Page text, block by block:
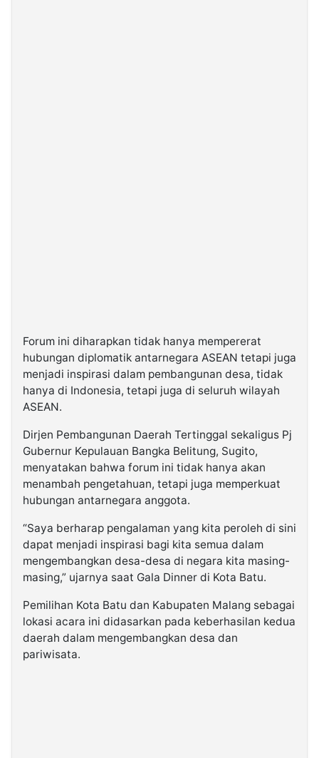
Forum ini diharapkan tidak hanya mempererat
hubungan diplomatik antarnegara ASEAN tetapi juga
menjadi inspirasi dalam pembangunan desa, tidak
hanya di Indonesia, tetapi juga di seluruh wilayah
ASEAN.
Dirjen Pembangunan Daerah Tertinggal sekaligus Pj
Gubernur Kepulauan Bangka Belitung, Sugito,
menyatakan bahwa forum ini tidak hanya akan
menambah pengetahuan, tetapi juga memperkuat
hubungan antarnegara anggota.
“Saya berharap pengalaman yang kita peroleh di sini
dapat menjadi inspirasi bagi kita semua dalam
mengembangkan desa-desa di negara kita masing-
masing,” ujarnya saat Gala Dinner di Kota Batu.
Pemilihan Kota Batu dan Kabupaten Malang sebagai
lokasi acara ini didasarkan pada keberhasilan kedua
daerah dalam mengembangkan desa dan
pariwisata.